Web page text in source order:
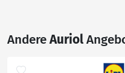
AndereAuriol